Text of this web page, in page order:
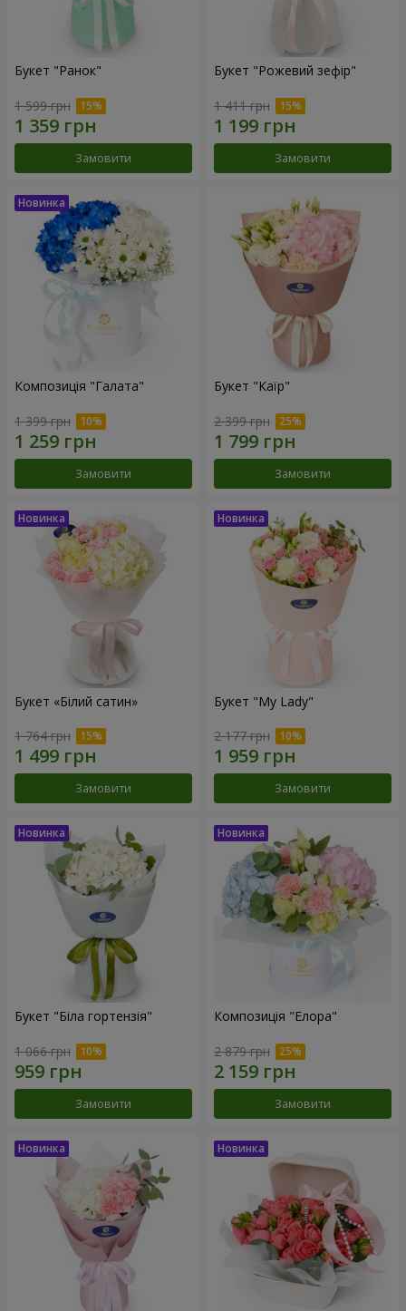
Букет "Ранок"
1 599 грн
Замовити
Букет "Рожевий зефір"
1 411 грн
Замовити
Композиція "Галата"
1 399 грн
Замовити
Букет "Каїр"
2 399 грн
Замовити
Букет «Білий сатин»
1 764 грн
Замовити
Букет "My Lady"
2 177 грн
Замовити
Букет "Біла гортензія"
1 066 грн
Замовити
Композиція "Елора"
2 879 грн
Замовити